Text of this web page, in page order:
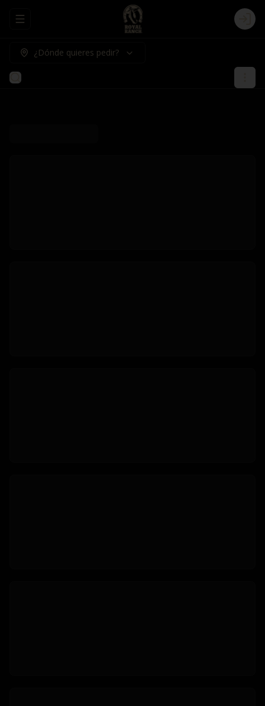
Abrir menu de navegación Login
¿Dónde quieres pedir?